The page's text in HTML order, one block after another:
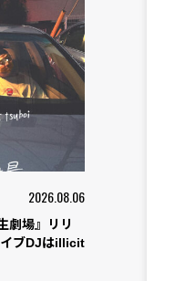
2026.08.06
劇場』リリ
ブDJはillicit